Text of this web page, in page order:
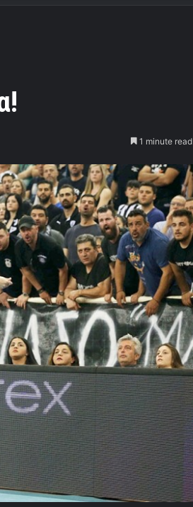
1 minute read